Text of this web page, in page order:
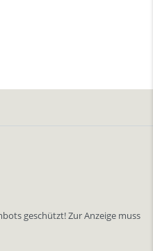
geschützt! Zur Anzeige muss